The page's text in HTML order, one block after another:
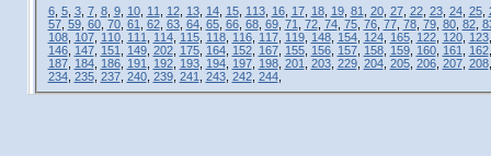
6, 5, 3, 7, 8, 9, 10, 11 12, 13, 14, 15, 113, 16, 17, 18, 19, 81 20, 27, 22, 23, 24, 25,
57, 59, 60, 70, 61 62, 63, 64, 65, 66, 68, 69, 71 72, 74, 75, 76, 77, 78, 79, 80, 82,
108, 107, 110, 111 114, 115, 118, 116, 117, 119, 148, 154, 124, 165, 122, 120, 123
146, 147, 151 149, 202, 175, 164, 152, 167, 155, 156, 157, 158, 159, 160, 161 162
187, 184, 186, 191 192, 193, 194, 197, 198, 201 203, 229, 204, 205, 206, 207, 208
234, 235, 237, 240, 239, 241 243, 242, 244,